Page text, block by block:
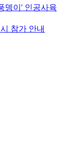
뎅이' 인공사육
참가 안내